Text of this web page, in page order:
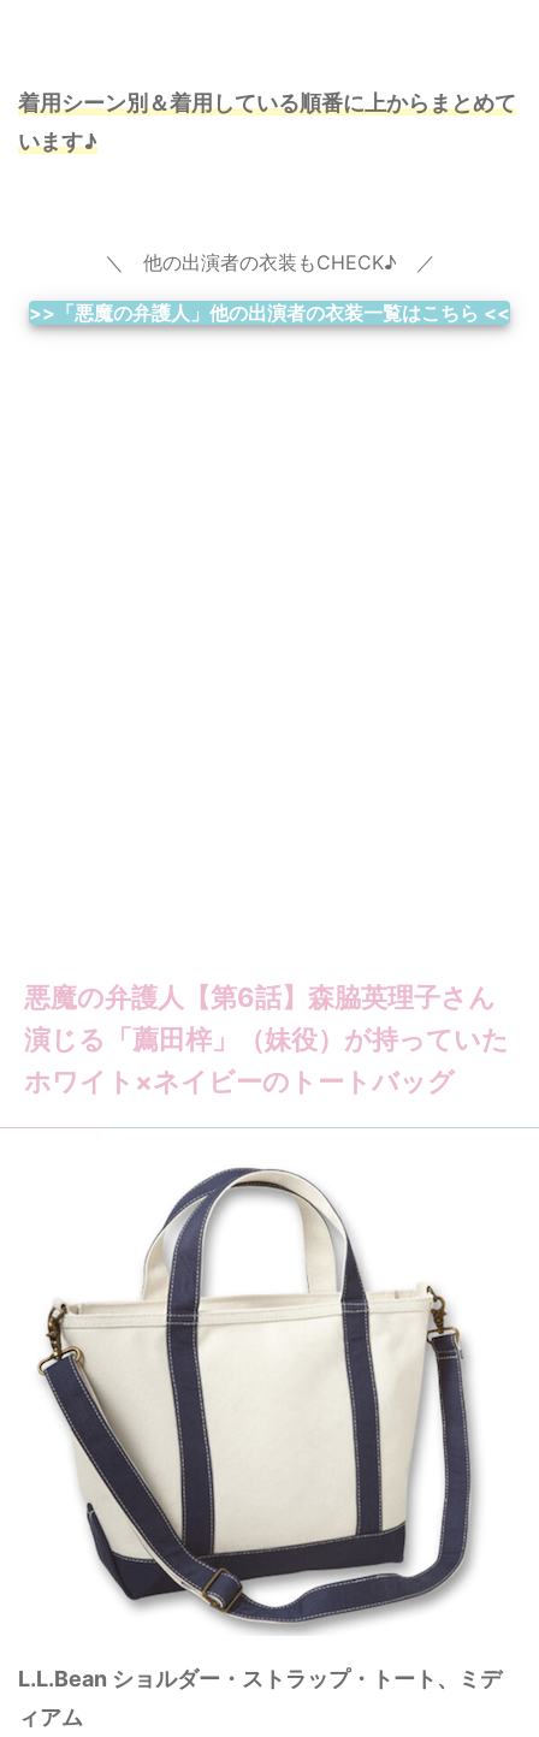
着用シーン別＆着用している順番に上からまとめて
います♪
＼ 他の出演者の衣装もCHECK♪ ／
>>「悪魔の弁護人」他の出演者の衣装一覧はこちら <<
悪魔の弁護人【第6話】森脇英理子さん
演じる「薦田梓」（妹役）が持っていた
ホワイト×ネイビーのトートバッグ
L.L.Bean ショルダー・ストラップ・トート、ミデ
ィアム